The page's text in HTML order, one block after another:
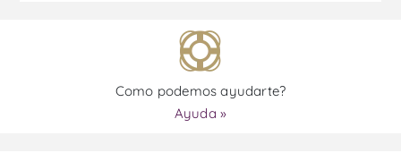
Como podemos ayudarte?
Ayuda »